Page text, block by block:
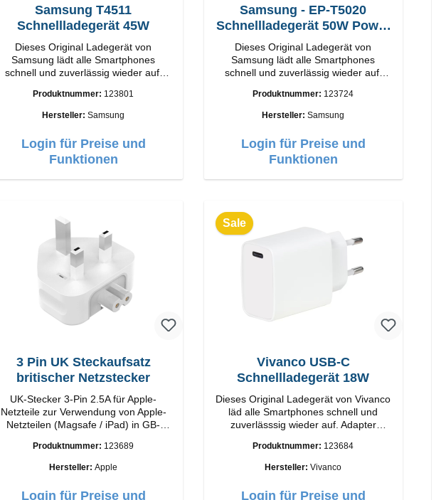
Samsung T4511
Schnellladegerät 45W
Dieses Original Ladegerät von
Samsung lädt alle Smartphones
schnell und zuverlässig wieder auf.
VerarbeitungAnschlüss: USB-C Output:
USB-C: 45W Farbe: Schwarz
Produktnummer: 123801
Hersteller:Samsung
Login für Preise und
Funktionen
Samsung - EP-T5020
Schnellladegerät 50W Power
Duo
Dieses Original Ladegerät von
Samsung lädt alle Smartphones
schnell und zuverlässig wieder auf.
Hochwertige Verarbeitung Anschlüsse:
USB-C / USB-C Output: 50W Farbe:
USB-C zu USB-C Farbe: Schwarz/li>
Produktnummer: 123724
Hersteller:Samsung
Login für Preise und
Funktionen
3 Pin UK Steckaufsatz
britischer Netzstecker
UK-Stecker 3-Pin 2.5A für Apple-
Netzteile zur Verwendung von Apple-
Netzteilen (Magsafe / iPad) in GB-
Produktnummer: 123689
Hersteller:Apple
Login für Preise und
Sale
Vivanco USB-C
Schnellladegerät 18W
Dieses Original Ladegerät von Vivanco
läd alle Smartphones schnell und
zuverlässsig wieder auf. Adapter
Verarbeitung Anschlüsse: USB-C
Output: 18W Farbe: Weiss
Produktnummer: 123684
Hersteller:Vivanco
Login für Preise und